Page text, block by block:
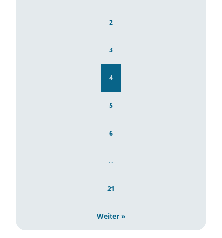
2
3
4
5
6
…
21
Weiter »